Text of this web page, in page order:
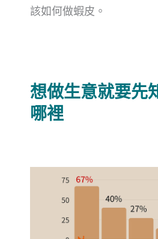
該如何做蝦皮。
想做生意就要先
哪裡